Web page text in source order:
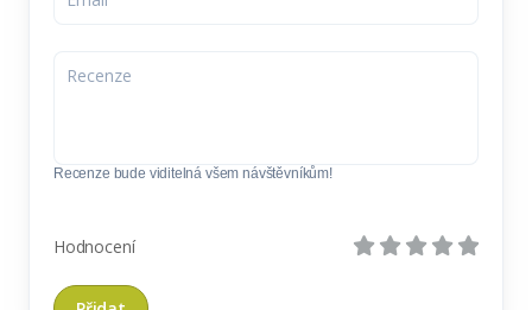
Recenze bude viditelná všem návštěvníkům!
Hodnocení